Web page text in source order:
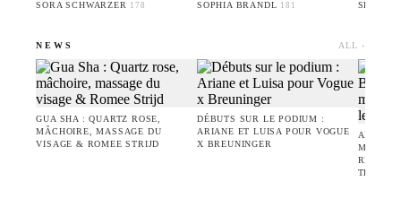
SORA SCHWARZER 178 SOPHIA BRANDL 181
NEWS ALL ›
GUA SHA : QUARTZ ROSE,
MÂCHOIRE, MASSAGE DU
VISAGE & ROMEE STRIJD
DÉBUTS SUR LE PODIUM :
ARIANE ET LUISA POUR VOGUE
X BREUNINGER
ANTON
MEN -
TECH